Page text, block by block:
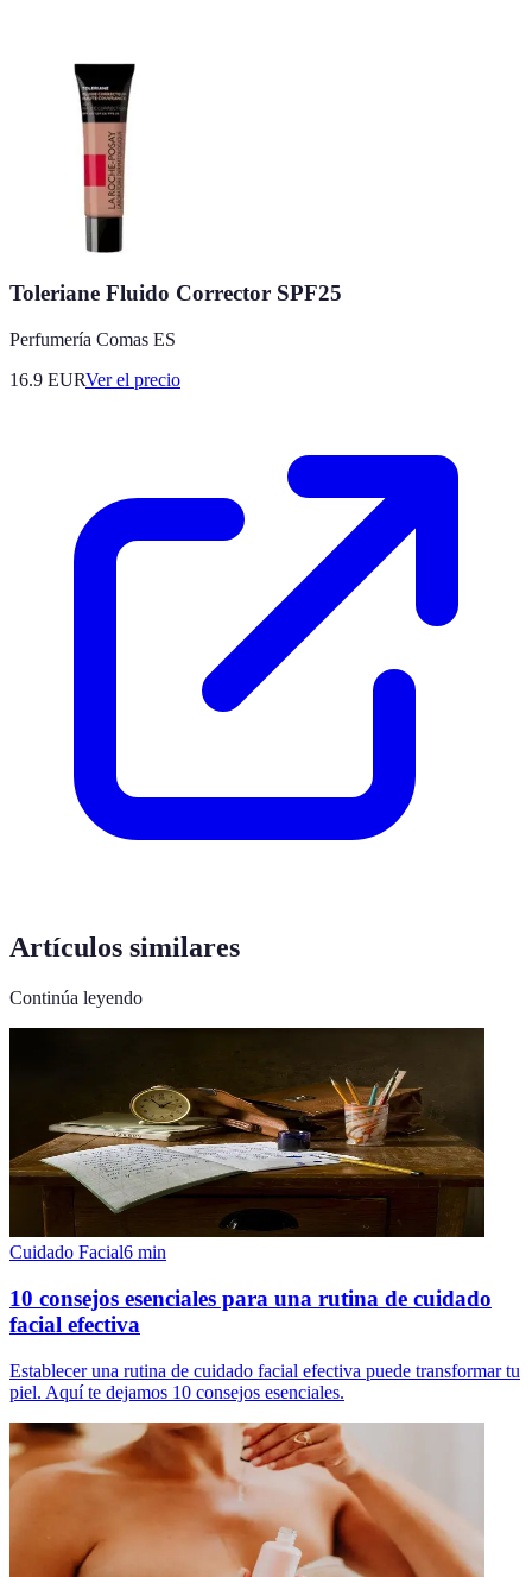
Toleriane Fluido Corrector SPF25
Perfumería Comas ES
16.9 EURVer el precio
Artículos similares
Continúa leyendo
Cuidado Facial6 min
10 consejos esenciales para una rutina de cuidado
facial efectiva
Establecer una rutina de cuidado facial efectiva puede transformar tu
piel. Aquí te dejamos 10 consejos esenciales.